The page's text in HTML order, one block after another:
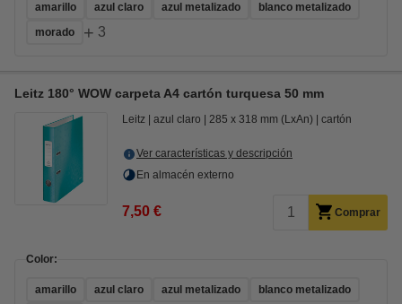
amarillo azul claro azul metalizado
blanco metalizado
morado
+ 3
Leitz 180° WOW carpeta A4 cartón turquesa 50 mm
Leitz azul claro 285 x 318 mm (LxAn) cartón
Ver características y descripción
En almacén externo
7,50 € Comprar
Color:
amarillo azul claro azul metalizado
blanco metalizado